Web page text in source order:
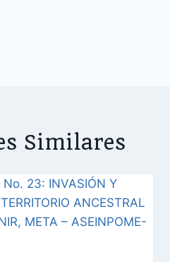
Similares